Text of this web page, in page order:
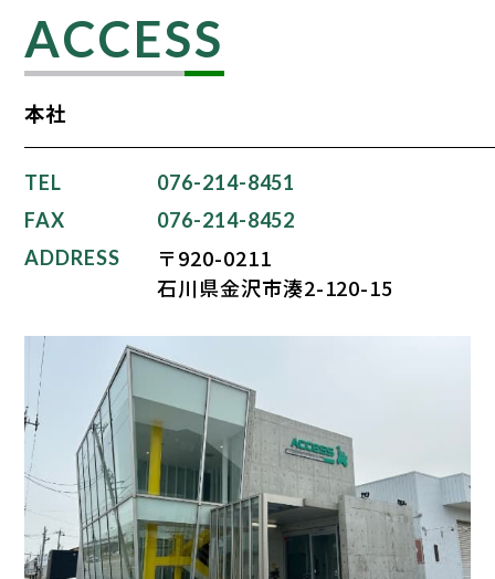
ACCESS
本社
TEL
076-214-8451
FAX
076-214-8452
ADDRESS
〒920-0211
石川県金沢市湊2-120-15